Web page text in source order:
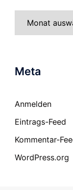
Meta
Anmelden
Eintrags-Feed
Kommentar-
WordPress.org